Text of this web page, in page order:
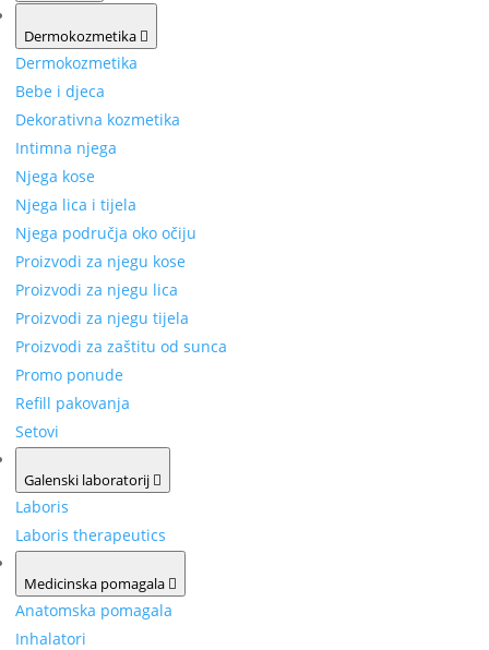
Dermokozmetika
Dermokozmetika
Bebe i djeca
Dekorativna kozmetika
Intimna njega
Njega kose
Njega lica i tijela
Njega područja oko očiju
Proizvodi za njegu kose
Proizvodi za njegu lica
Proizvodi za njegu tijela
Proizvodi za zaštitu od sunca
Promo ponude
Refill pakovanja
Setovi
Galenski laboratorij
Laboris
Laboris therapeutics
Medicinska pomagala
Anatomska pomagala
Inhalatori